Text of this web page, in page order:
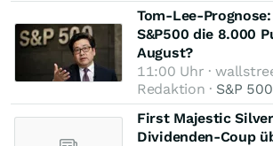
Tom-Lee-
S&P500 die 8.000
August?
11:00 Uhr ·
Redaktion · S&P 500
First Majestic
Dividenden-Coup